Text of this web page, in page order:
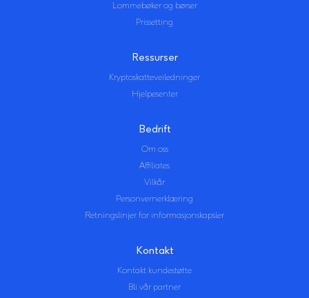
Lommebøker og børser
Prissetting
Ressurser
Kryptoskatteveiledninger
Hjelpesenter
Bedrift
Om oss
Affiliates
Vilkår
Personvernerklæring
Retningslinjer for informasjonskapsler
Kontakt
Kontakt kundestøtte
Bli vår partner